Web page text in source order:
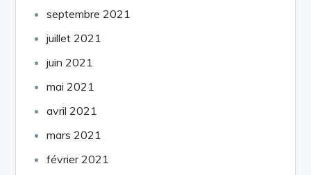
septembre 2021
juillet 2021
juin 2021
mai 2021
avril 2021
mars 2021
février 2021